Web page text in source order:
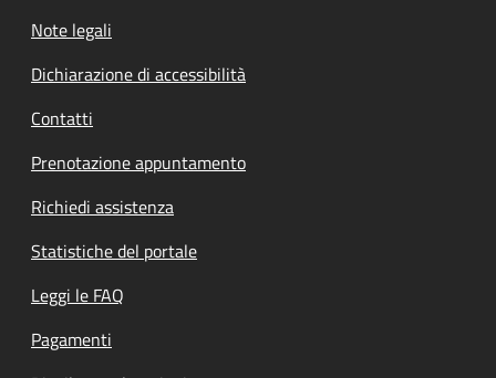
Note legali
Dichiarazione di accessibilità
Contatti
Prenotazione appuntamento
Richiedi assistenza
Statistiche del portale
Leggi le FAQ
Pagamenti